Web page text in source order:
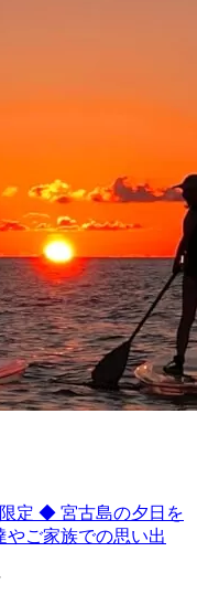
定 ◆ 宮古島の夕日を
やご家族での思い出